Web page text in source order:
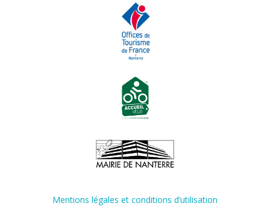
Mentions légales et conditions d’utilisation